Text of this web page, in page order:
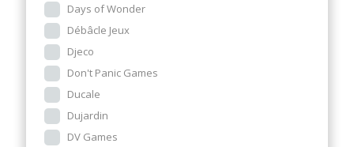
Days of Wonder
Débâcle Jeux
Djeco
Don't Panic Games
Ducale
Dujardin
DV Games